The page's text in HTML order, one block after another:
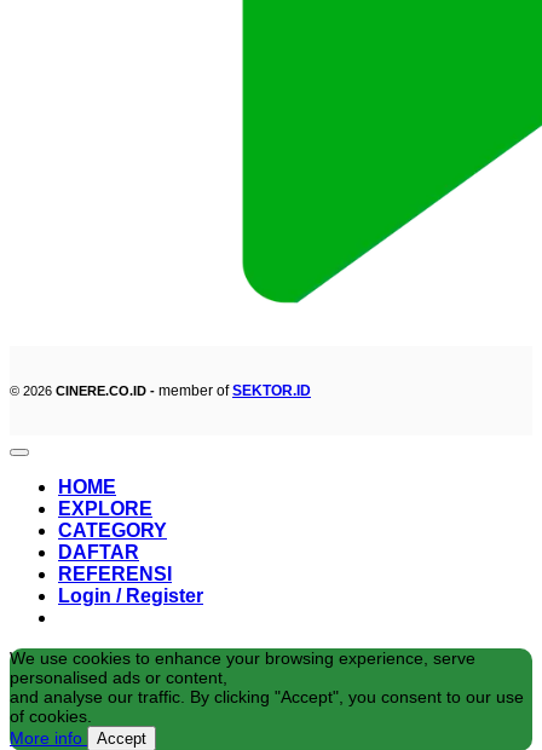
© 2026 CINERE.CO.ID - member ofSEKTOR.ID
HOME
EXPLORE
CATEGORY
DAFTAR
REFERENSI
Login / Register
We use cookies to enhance your browsing experience, serve
personalised ads or content,
and analyse our traffic. By clicking "Accept", you consent to our use
of cookies.
More info
Accept